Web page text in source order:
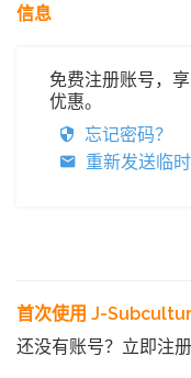
信息
免费注册账号，
优惠。
忘记密码？
重新发送临
首次使用 J-
还没有账号？立即注